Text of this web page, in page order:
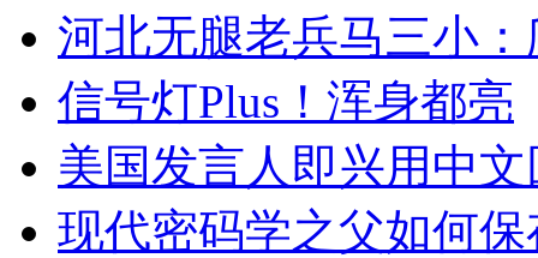
河北无腿老兵马三小
信号灯Plus！浑身都亮
美国发言人即兴用中
现代密码学之父如何